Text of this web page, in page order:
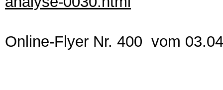
Online-Flyer Nr. 400 vom